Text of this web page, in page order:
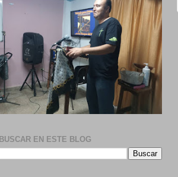
BUSCAR EN ESTE BLOG